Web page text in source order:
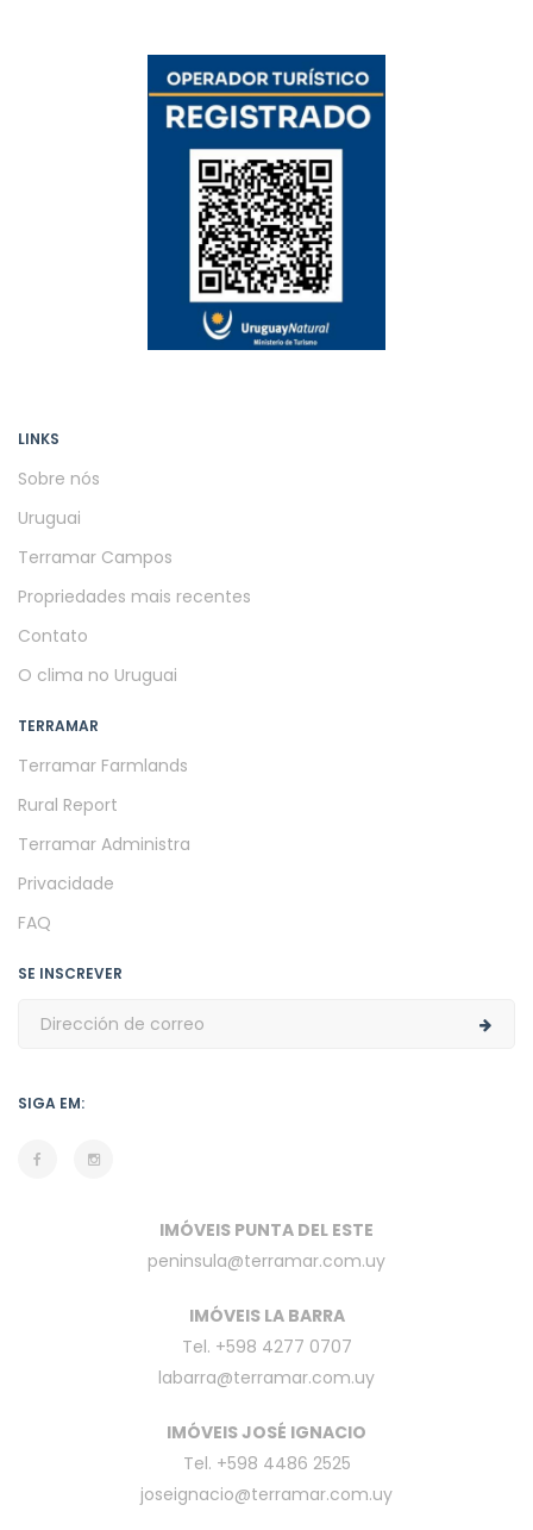
LINKS
Sobre nós
Uruguai
Terramar Campos
Propriedades mais recentes
Contato
O clima no Uruguai
TERRAMAR
Terramar Farmlands
Rural Report
Terramar Administra
Privacidade
FAQ
SE INSCREVER
SIGA EM:
IMÓVEIS PUNTA DEL ESTE
peninsula@terramar.com.uy
IMÓVEIS LA BARRA
Tel. +598 4277 0707
labarra@terramar.com.uy
IMÓVEIS JOSÉ IGNACIO
Tel. +598 4486 2525
joseignacio@terramar.com.uy